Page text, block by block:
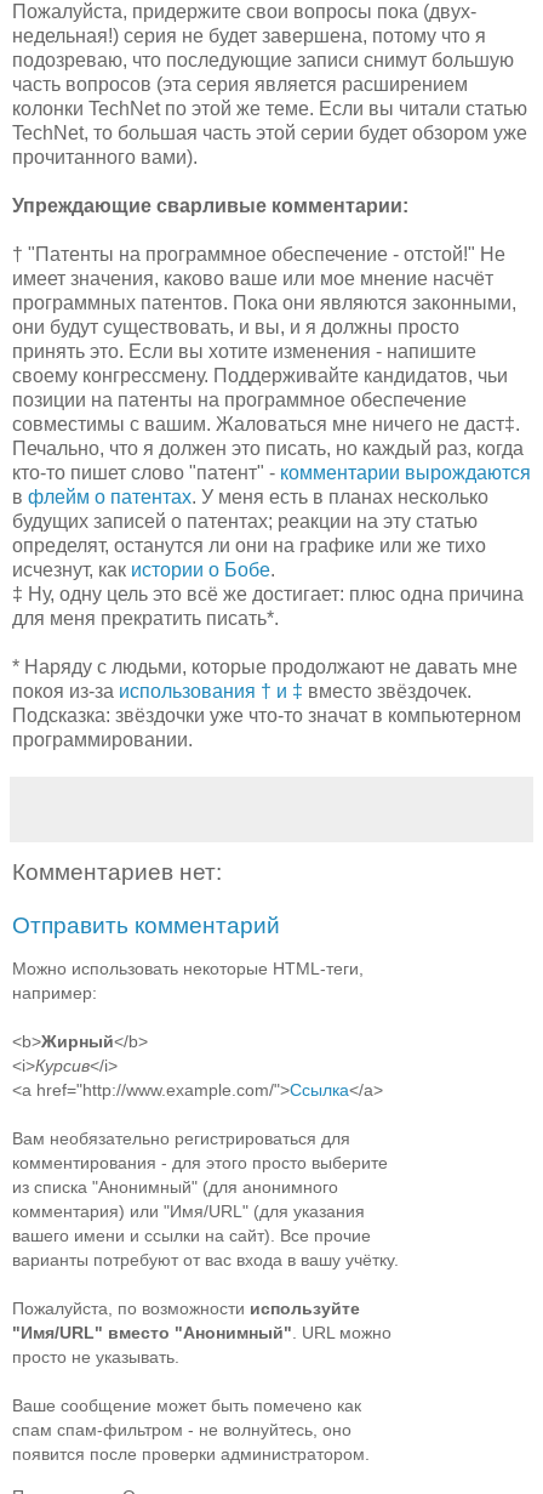
Пожалуйста, придержите свои вопросы пока (двух-
недельная!) серия не будет завершена, потому что я
подозреваю, что последующие записи снимут большую
часть вопросов (эта серия является расширением
колонки TechNet по этой же теме. Если вы читали статью
TechNet, то большая часть этой серии будет обзором уже
прочитанного вами).
Упреждающие сварливые комментарии:
† "Патенты на программное обеспечение - отстой!" Не
имеет значения, каково ваше или мое мнение насчёт
программных патентов. Пока они являются законными,
они будут существовать, и вы, и я должны просто
принять это. Если вы хотите изменения - напишите
своему конгрессмену. Поддерживайте кандидатов, чьи
позиции на патенты на программное обеспечение
совместимы с вашим. Жаловаться мне ничего не даст‡.
Печально, что я должен это писать, но каждый раз, когда
кто-то пишет слово "патент" - комментарии вырождаются
в флейм о патентах. У меня есть в планах несколько
будущих записей о патентах; реакции на эту статью
определят, останутся ли они на графике или же тихо
исчезнут, как истории о Бобе.
‡ Ну, одну цель это всё же достигает: плюс одна причина
для меня прекратить писать*.
* Наряду с людьми, которые продолжают не давать мне
покоя из-за использования † и ‡ вместо звёздочек.
Подсказка: звёздочки уже что-то значат в компьютерном
программировании.
Комментариев нет:
Отправить комментарий
Можно использовать некоторые HTML-теги,
например:
<b>Жирный</b>
<i>Курсив</i>
<a href="http://www.example.com/">Ссылка</a>
Вам необязательно регистрироваться для
комментирования - для этого просто выберите
из списка "Анонимный" (для анонимного
комментария) или "Имя/URL" (для указания
вашего имени и ссылки на сайт). Все прочие
варианты потребуют от вас входа в вашу учётку.
Пожалуйста, по возможности используйте
"Имя/URL" вместо "Анонимный". URL можно
просто не указывать.
Ваше сообщение может быть помечено как
спам спам-фильтром - не волнуйтесь, оно
появится после проверки администратором.